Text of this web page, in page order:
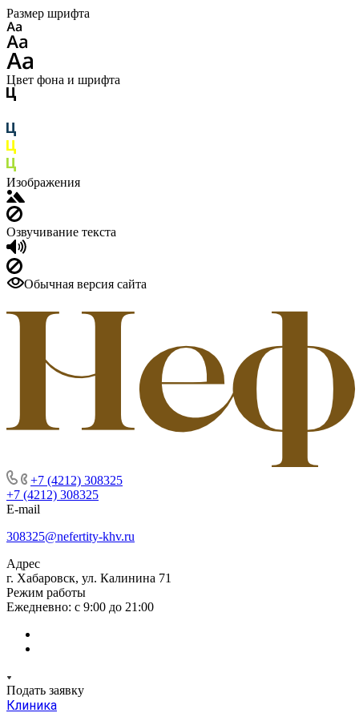
Размер шрифта
Цвет фона и шрифта
Изображения
Озвучивание текста
Обычная версия сайта
+7 (4212) 308325
+7 (4212) 308325
E-mail
308325@nefertity-khv.ru
Адрес
г. Хабаровск, ул. Калинина 71
Режим работы
Ежедневно: с 9:00 до 21:00
Подать заявку
Клиника